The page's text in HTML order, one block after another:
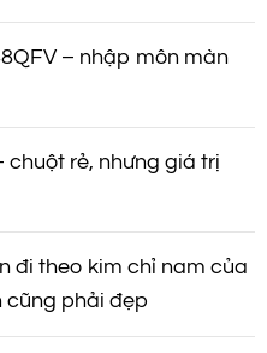
– nhập môn màn
chuột rẻ, nhưng giá trị
đi theo kim chỉ nam của
cũng phải đẹp